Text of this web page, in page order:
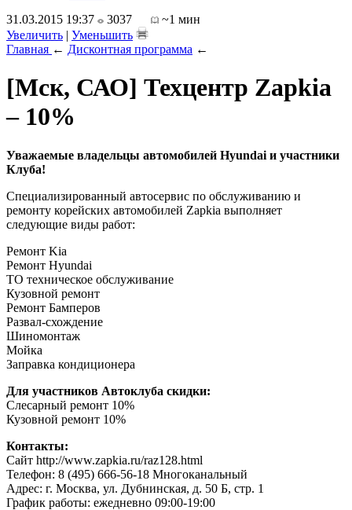
31.03.2015 19:37
3037
~1 мин
Увеличить | Уменьшить
Главная ← Дисконтная программа ←
[Мск, САО] Техцентр Zapkia
– 10%
Уважаемые владельцы автомобилей Hyundai и участники
Клуба!
Специализированный автосервис по обслуживанию и
ремонту корейских автомобилей Zapkia выполняет
следующие виды работ:
Ремонт Kia
Ремонт Hyundai
ТО техническое обслуживание
Кузовной ремонт
Ремонт Бамперов
Развал-схождение
Шиномонтаж
Мойка
Заправка кондиционера
Для участников Автоклуба скидки:
Слесарный ремонт 10%
Кузовной ремонт 10%
Контакты:
Сайт http://www.zapkia.ru/raz128.html
Телефон: 8 (495) 666-56-18 Многоканальный
Адрес: г. Москва, ул. Дубнинская, д. 50 Б, стр. 1
График работы: ежедневно 09:00-19:00